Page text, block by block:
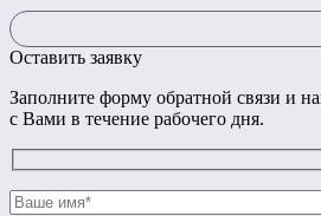
Оставить заявку
Заполните форму обратной связи и
с Вами в течение рабочего дня.